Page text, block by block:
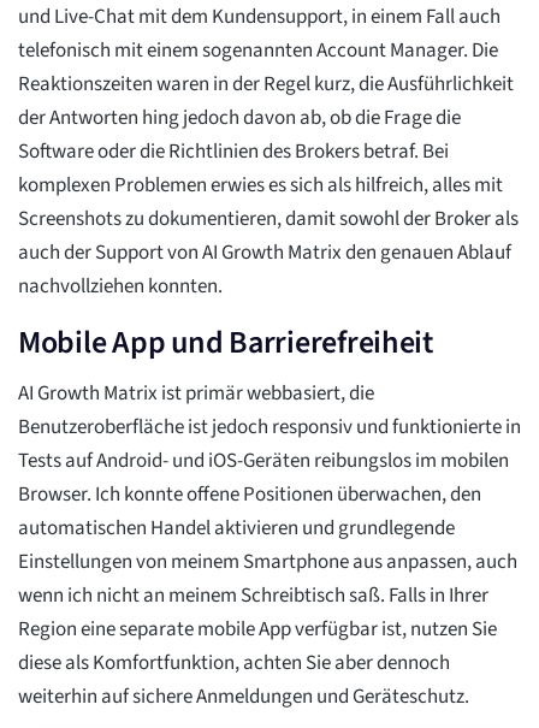
und Live-Chat mit dem Kundensupport, in einem Fall auch
telefonisch mit einem sogenannten Account Manager. Die
Reaktionszeiten waren in der Regel kurz, die Ausführlichkeit
der Antworten hing jedoch davon ab, ob die Frage die
Software oder die Richtlinien des Brokers betraf. Bei
komplexen Problemen erwies es sich als hilfreich, alles mit
Screenshots zu dokumentieren, damit sowohl der Broker als
auch der Support von AI Growth Matrix den genauen Ablauf
nachvollziehen konnten.
Mobile App und Barrierefreiheit
AI Growth Matrix ist primär webbasiert, die
Benutzeroberfläche ist jedoch responsiv und funktionierte in
Tests auf Android- und iOS-Geräten reibungslos im mobilen
Browser. Ich konnte offene Positionen überwachen, den
automatischen Handel aktivieren und grundlegende
Einstellungen von meinem Smartphone aus anpassen, auch
wenn ich nicht an meinem Schreibtisch saß. Falls in Ihrer
Region eine separate mobile App verfügbar ist, nutzen Sie
diese als Komfortfunktion, achten Sie aber dennoch
weiterhin auf sichere Anmeldungen und Geräteschutz.